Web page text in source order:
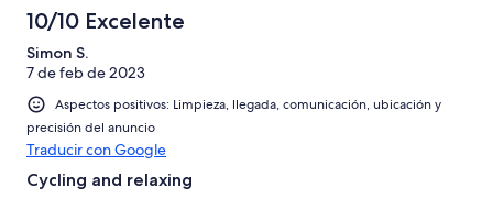
Normal
Mediocre
de10/10 Excelente
Simon S.
7 de feb de 2023
Aspectos positivos: Limpieza, llegada, comunicación, ubicación y
precisión del anuncio
Traducir con Google
Cycling and relaxing